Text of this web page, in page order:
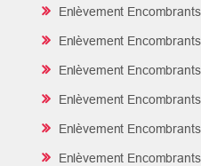
Enlèvement
Enlèvement
Enlèvement
Enlèvement
Enlèvement
Enlèvement